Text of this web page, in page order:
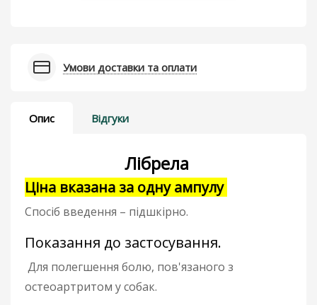
Умови доставки та оплати
Опис Відгуки
Лібрела
Ціна вказана за одну ампулу
Спосіб введення – підшкірно.
Показання до застосування.
Для полегшення болю, пов'язаного з
остеоартритом у собак.